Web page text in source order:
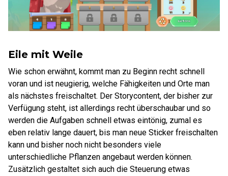
Eile mit Weile
Wie schon erwähnt, kommt man zu Beginn recht schnell
voran und ist neugierig, welche Fähigkeiten und Orte man
als nächstes freischaltet. Der Storycontent, der bisher zur
Verfügung steht, ist allerdings recht überschaubar und so
werden die Aufgaben schnell etwas eintönig, zumal es
eben relativ lange dauert, bis man neue Sticker freischalten
kann und bisher noch nicht besonders viele
unterschiedliche Pflanzen angebaut werden können.
Zusätzlich gestaltet sich auch die Steuerung etwas